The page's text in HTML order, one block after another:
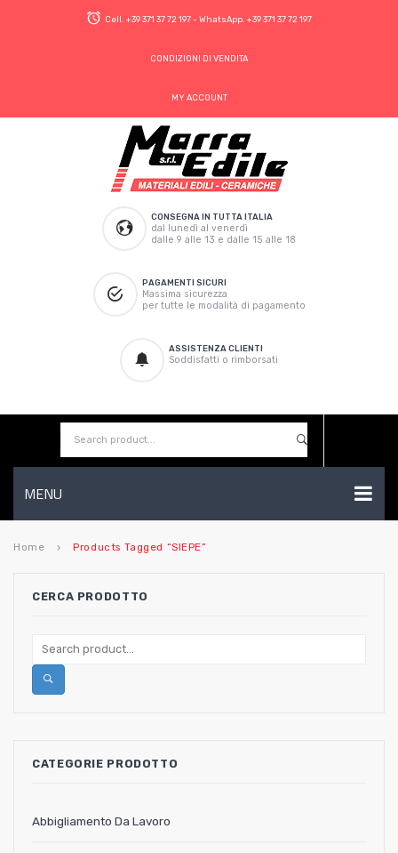
Cell. +39 371 37 72 197- WhatsApp. +39 371 37 72 197
CONDIZIONI DI VENDITA
MY ACCOUNT
CONSEGNA IN TUTTA ITALIA
dal lunedì al venerdì
dalle 9 alle 13 e dalle 15 alle 18
PAGAMENTI SICURI
Massima sicurezza
per tutte le modalità di pagamento
ASSISTENZA CLIENTI
Soddisfatti o rimborsati
MENU
HOME
CONTATTI
WISHLIST
Home keyboard_arrow_right Products Tagged “SIEPE”
CERCA PRODOTTO
CATEGORIE PRODOTTO
Abbigliamento Da Lavoro